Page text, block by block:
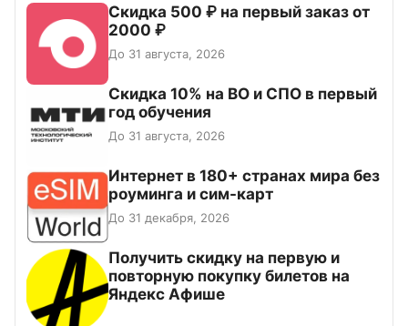
Скидка 500 ₽ на первый заказ от
2000 ₽
До 31 августа, 2026
Скидка 10% на ВО и СПО в первый
год обучения
До 31 августа, 2026
Интернет в 180+ странах мира без
роуминга и сим-карт
До 31 декабря, 2026
Получить скидку на первую и
повторную покупку билетов на
Яндекс Афише